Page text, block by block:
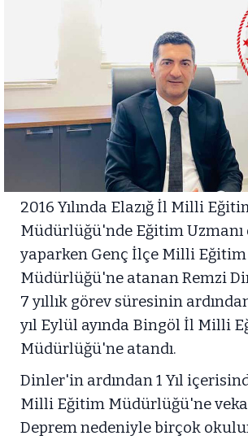
2016 Yılında Elazığ İl Milli
Müdürlüğü'nde Eğitim Uzmanı
yaparken Genç İlçe Milli Eğitim
Müdürlüğü'ne atanan Remzi
7 yıllık görev süresinin
yıl Eylül ayında Bingöl İl Milli
Müdürlüğü'ne atandı.
Dinler'in ardından 1 Yıl
Milli Eğitim Müdürlüğü'ne
Deprem nedeniyle birçok